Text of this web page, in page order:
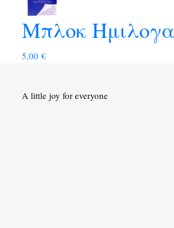
Μπλοκ
5,00 €
A little joy for everyone